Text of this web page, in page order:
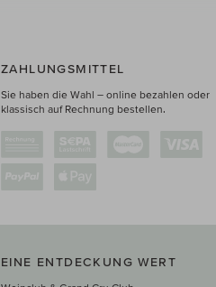
ZAHLUNGSMITTEL
Sie haben die Wahl – online bezahlen oder
klassisch auf Rechnung bestellen.
EINE ENTDECKUNG WERT